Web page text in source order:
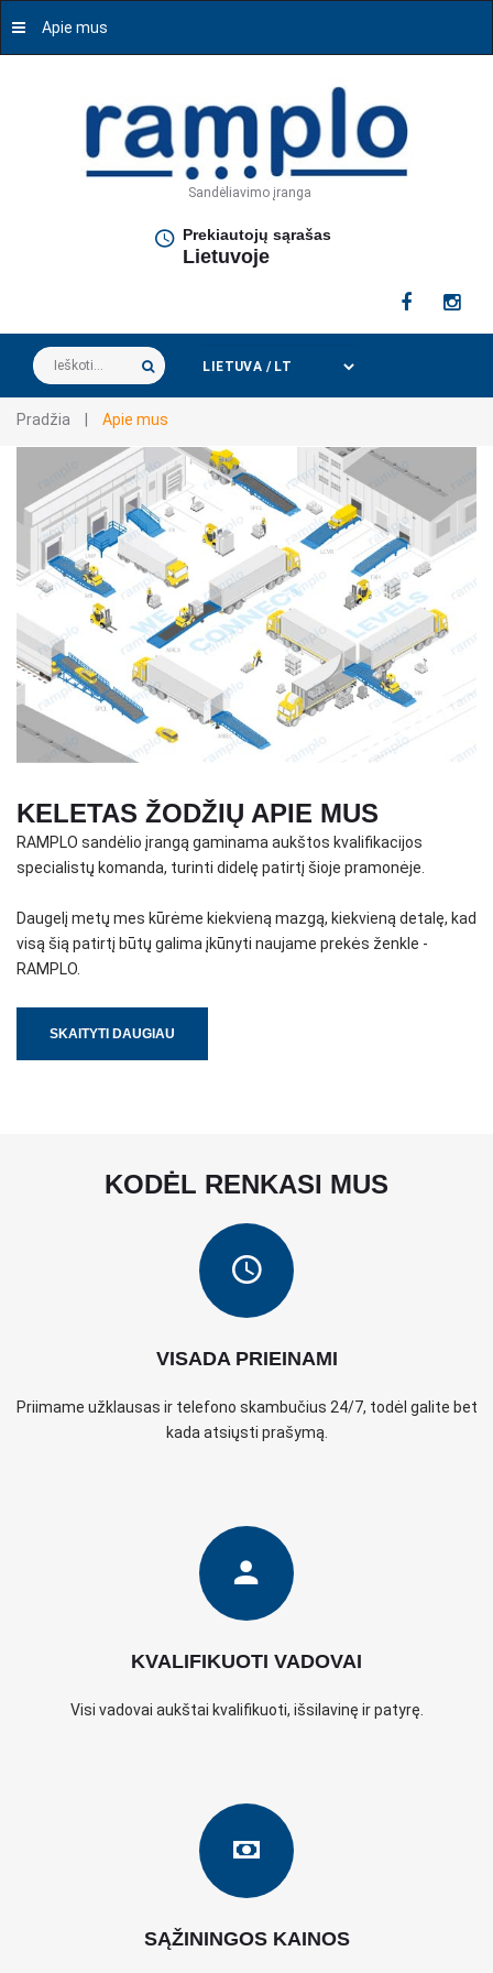
Sandėliavimo įranga
Prekiautojų sąrašas
Lietuvoje
Apie mus
Ieškoti...
Pradžia Apie mus
KELETAS ŽODŽIŲ APIE MUS
RAMPLO sandėlio įrangą gaminama aukštos kvalifikacijos
specialistų komanda, turinti didelę patirtį šioje pramonėje.
Daugelį metų mes kūrėme kiekvieną mazgą, kiekvieną detalę, kad
visą šią patirtį būtų galima įkūnyti naujame prekės ženkle -
RAMPLO.
SKAITYTI DAUGIAU
KODĖL RENKASI MUS
VISADA PRIEINAMI
Priimame užklausas ir telefono skambučius 24/7, todėl galite bet
kada atsiųsti prašymą.
KVALIFIKUOTI VADOVAI
Visi vadovai aukštai kvalifikuoti, išsilavinę ir patyrę.
SĄŽININGOS KAINOS